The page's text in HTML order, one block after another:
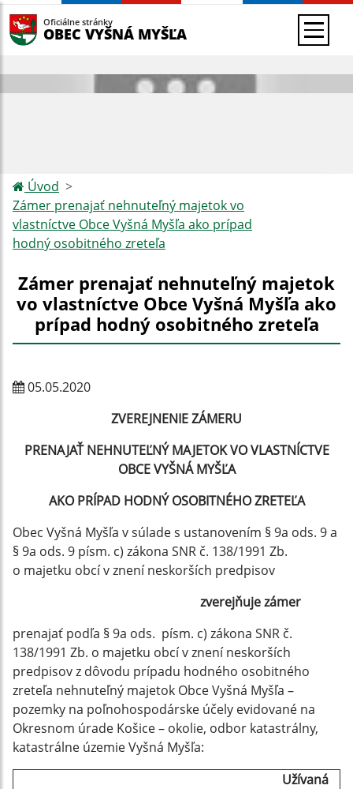
Oficiálne stránky
OBEC VYŠNÁ MYŠĽA
Úvod
Zámer prenajať nehnuteľný majetok vo
vlastníctve Obce Vyšná Myšľa ako prípad
hodný osobitného zreteľa
Zámer prenajať nehnuteľný majetok
vo vlastníctve Obce Vyšná Myšľa ako
prípad hodný osobitného zreteľa
05.05.2020
ZVEREJNENIE ZÁMERU
PRENAJAŤ NEHNUTEĽNÝ MAJETOK VO VLASTNÍCTVE
OBCE VYŠNÁ MYŠĽA
AKO PRÍPAD HODNÝ OSOBITNÉHO ZRETEĽA
Obec Vyšná Myšľa v súlade s ustanovením § 9a ods. 9 a
§ 9a ods. 9 písm. c) zákona SNR č. 138/1991 Zb.
o majetku obcí v znení neskorších predpisov
zverejňuje zámer
prenajať podľa § 9a ods. písm. c) zákona SNR č.
138/1991 Zb. o majetku obcí v znení neskorších
predpisov z dôvodu prípadu hodného osobitného
zreteľa nehnuteľný majetok Obce Vyšná Myšľa –
pozemky na poľnohospodárske účely evidované na
Okresnom úrade Košice – okolie, odbor katastrálny,
katastrálne územie Vyšná Myšľa:
Užívaná